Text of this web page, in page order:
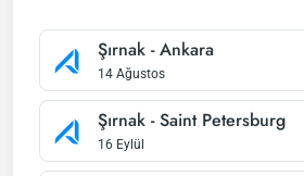
Şırnak - Ankara
14 Ağustos
Şırnak - Saint Petersburg
16 Eylül